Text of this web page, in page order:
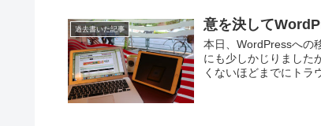
過去書いた記事 意を決して
本日、WordPressへの
にも少しかじりました
くないほどまでにトラ